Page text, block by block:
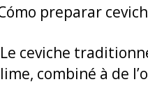
Le ceviche
lime, combiné à de